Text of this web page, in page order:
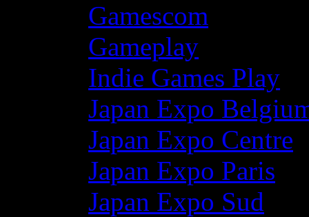
Gamescom
Gameplay
Indie Games Play
Japan Expo
Japan Expo Centre
Japan Expo Paris
Japan Expo Sud